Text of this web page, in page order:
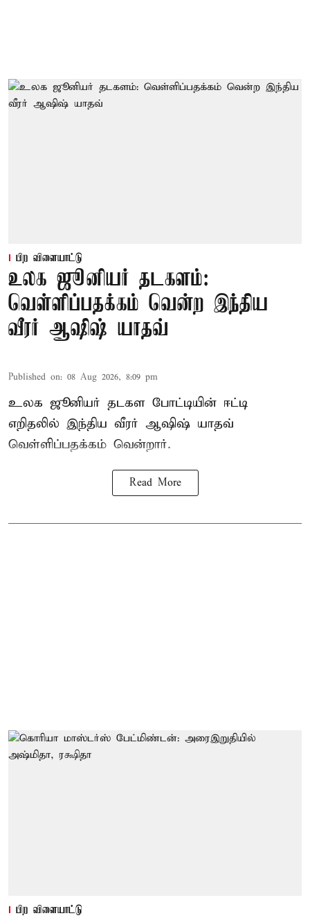
பிற விளையாட்டு
உலக ஜூனியர் தடகளம்:
வெள்ளிப்பதக்கம் வென்ற இந்திய
வீரர் ஆஷிஷ் யாதவ்
Published on: 08 Aug 2026, 8:09 pm
உலக ஜூனியர் தடகள போட்டியின் ஈட்டி
எறிதலில் இந்திய வீரர் ஆஷிஷ் யாதவ்
வெள்ளிப்பதக்கம் வென்றார்.
Read More
பிற விளையாட்டு